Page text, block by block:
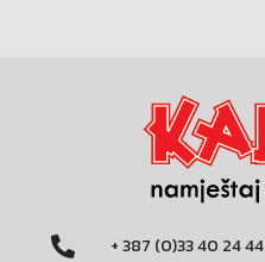
+ 387 (0)33 40 24 44